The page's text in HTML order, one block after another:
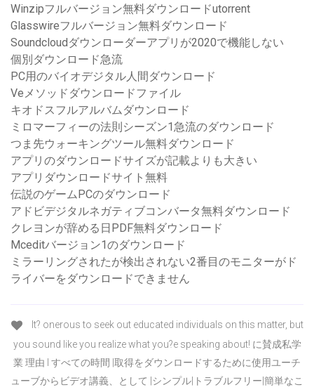
Winzipフルバージョン無料ダウンロードutorrent
Glasswireフルバージョン無料ダウンロード
Soundcloudダウンローダーアプリが2020で機能しない
個別ダウンロード急流
PC用のバイオデジタル人間ダウンロード
Veメソッドダウンロードファイル
キオドスフルアルバムダウンロード
ミロマーフィーの法則シーズン1急流のダウンロード
つま先ウォーキングツール無料ダウンロード
アプリのダウンロードサイズが記載よりも大きい
アプリダウンロードサイト無料
伝説のゲームPCのダウンロード
アドビデジタルネガティブコンバータ無料ダウンロード
クレヨンが辞める日PDF無料ダウンロード
Mceditバージョン1のダウンロード
ミラーリングされたが検出されない2番目のモニターがド
ライバーをダウンロードできません
It? onerous to seek out educated individuals on this matter, but
you sound like you realize what you?e speaking about! に賛成私学
業 理由 I すべての時間 |取得をダウンロードするために使用ユーチ
ューブからビデオ講義、として |シンプル|トラブルフリー|簡単なこ